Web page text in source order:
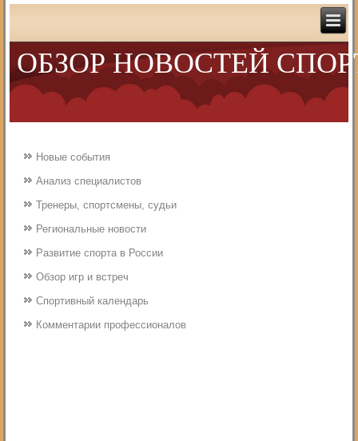
ОБЗОР НОВОСТЕЙ
Новые события
Анализ специалистов
Тренеры, спортсмены, судьи
Региональные новости
Развитие спорта в России
Обзор игр и встреч
Спортивный календарь
Комментарии профессионалов